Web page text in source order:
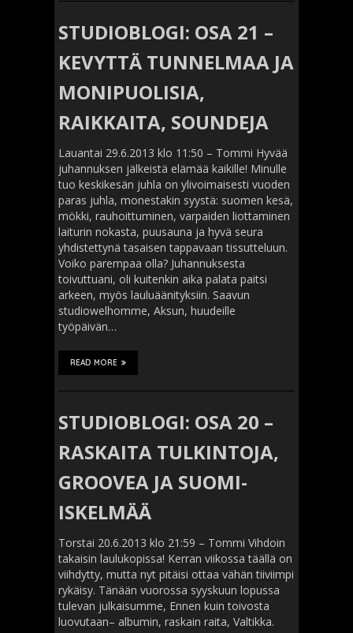
STUDIOBLOGI: OSA 21 –
KEVYTTÄ TUNNELMAA JA
MONIPUOLISIA,
RAIKKAITA, SOUNDEJA
Lauantai 29.6.2013 klo 11:50 – Tommi Hyvää
juhannuksen jälkeistä elämää kaikille! Minulle
tuo keskikesän juhla on ylivoimaisesti vuoden
paras juhla, monestakin syystä: suomen kesä,
mökki, rauhoittuminen, varpaiden liottaminen
laiturin nokasta, puusauna ja hyvä seura
yhdistettynä tasaisen tappavaan tissutteluun.
Voiko parempaa olla? Juhannuksesta
toivuttuani, oli kuitenkin aika palata paitsi
arkeen, myös lauluäänityksiin. Saavun
studiowelhomme, Aksun, huudeille
työpäivän…
READ MORE
STUDIOBLOGI: OSA 20 –
RASKAITA TULKINTOJA,
GROOVEA JA SUOMI-
ISKELMÄÄ
Torstai 20.6.2013 klo 21:59 – Tommi Vihdoin
takaisin laulukopissa! Kerran viikossa täällä on
viihdytty, mutta nyt pitäisi ottaa vähän tiiviimpi
rykäisy. Tänään vuorossa syyskuun lopussa
tulevan julkaisumme, Ennen kuin toivosta
luovutaan– albumin, raskain raita, Valtikka.